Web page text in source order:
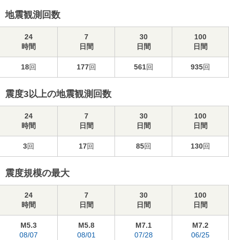
地震観測回数
24
時間
7
日間
30
日間
100
日間
18回 177回 561回 935回
震度3以上の地震観測回数
24
時間
7
日間
30
日間
100
日間
3回 17回 85回 130回
震度規模の最大
24
時間
7
日間
30
日間
100
日間
M5.3
08/07
M5.8
08/01
M7.1
07/28
M7.2
06/25